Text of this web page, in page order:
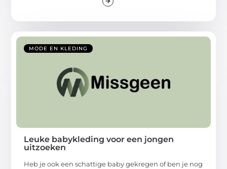
MODE EN KLEDING
Leuke babykleding voor een jongen
uitzoeken
Heb je ook een schattige baby gekregen of ben je nog